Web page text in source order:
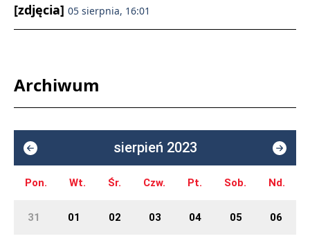
[zdjęcia] 05 sierpnia, 16:01
Archiwum
sierpień 2023
Pon. Wt. Śr. Czw. Pt. Sob. Nd.
31 01 02 03 04 05 06